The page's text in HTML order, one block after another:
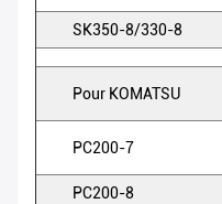
SK350-8/330-8
Pour KOMATSU
PC200-7
PC200-8